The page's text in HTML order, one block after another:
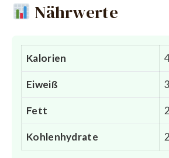
Nährwerte
Kalorien
Eiweiß
Fett
Kohlenhydrate